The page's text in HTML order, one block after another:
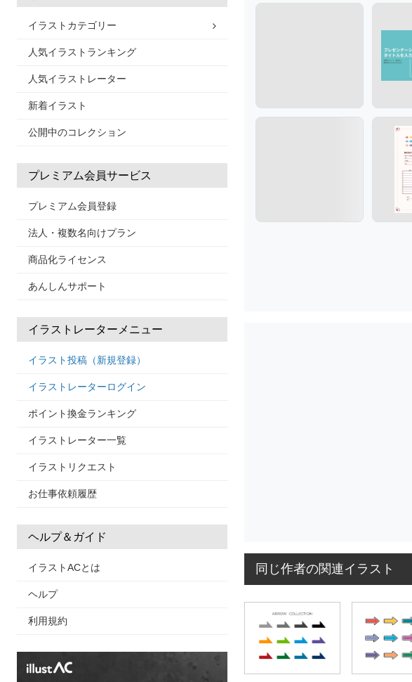
イラストカテゴリー
人気イラストランキング
人気イラストレーター
新着イラスト
公開中のコレクション
プレミアム会員サービス
プレミアム会員登録
法人・複数名向けプラン
商品化ライセンス
あんしんサポート
イラストレーターメニュー
イラスト投稿（新規登録）
イラストレーターログイン
ポイント換金ランキング
イラストレーター一覧
イラストリクエスト
お仕事依頼履歴
ヘルプ＆ガイド
イラストACとは
ヘルプ
利用規約
同じ作者の関連イラスト